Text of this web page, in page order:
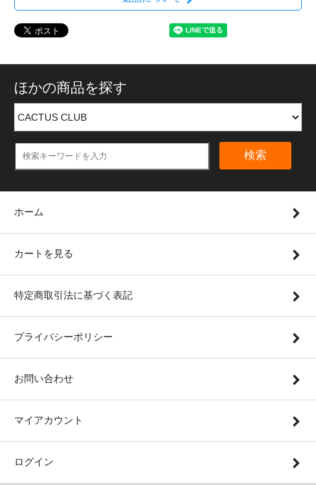
ほかの商品を探す
検索
ホーム
カートを見る
特定商取引法に基づく表記
プライバシーポリシー
お問い合わせ
マイアカウント
ログイン